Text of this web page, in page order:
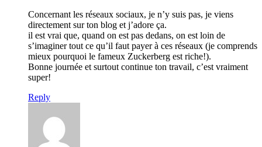
Concernant les réseaux sociaux, je n’y suis pas, je viens
directement sur ton blog et j’adore ça.
il est vrai que, quand on est pas dedans, on est loin de
s’imaginer tout ce qu’il faut payer à ces réseaux (je comprends
mieux pourquoi le fameux Zuckerberg est riche!).
Bonne journée et surtout continue ton travail, c’est vraiment
super!
Reply